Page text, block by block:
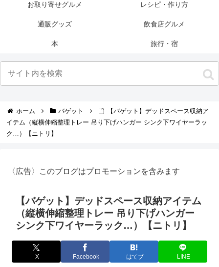
お取り寄せグルメ レシピ・作り方
通販グッズ 飲食店グルメ
本 旅行・宿
ホーム バゲット
【バゲット】デッドスペース収納ア
イテム（縦横伸縮整理トレー 吊り下げハンガー シンク下ワイヤーラッ
ク…）【ニトリ】
〈広告〉このブログはプロモーションを含みます
【バゲット】デッドスペース収納アイテム
（縦横伸縮整理トレー 吊り下げハンガー
シンク下ワイヤーラック…）【ニトリ】
X Facebook はてブ LINE